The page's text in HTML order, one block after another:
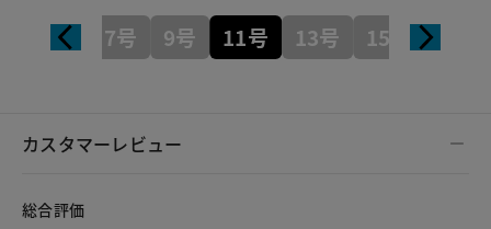
7号 9号 11号 13号 15号
カスタマーレビュー
総合評価